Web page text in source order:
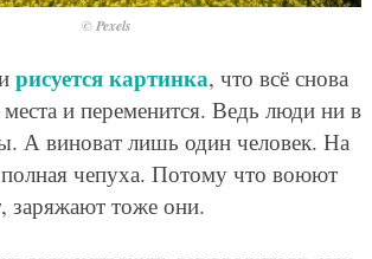
© Pexels
рисуется картинка, что всё снова
места и переменится. Ведь люди ни в
А виноват лишь один человек. На
чепуха. Потому что воюют
заряжают тоже они.